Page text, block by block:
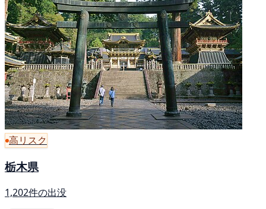
高リスク
栃木県
1,202件の出没